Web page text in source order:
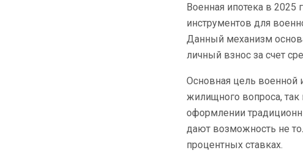
Военная ипотека в 2025
инструментов для
Данный механизм
личный взнос за счет
Основная цель военной
жилищного вопроса, так
оформлении
дают возможность не
процентных ставках.